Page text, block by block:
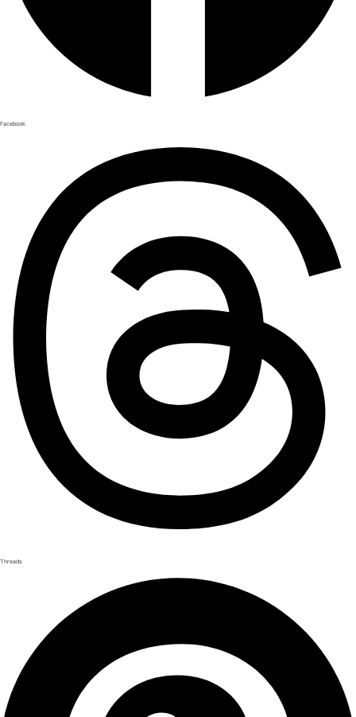
Facebook
Threads